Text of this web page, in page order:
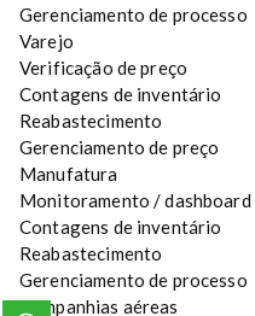
Gerenciamento de processo
Varejo
Verificação de preço
Contagens de inventário
Reabastecimento
Gerenciamento de preço
Manufatura
Monitoramento / dashboard
Contagens de inventário
Reabastecimento
Gerenciamento de processo
Companhias aéreas